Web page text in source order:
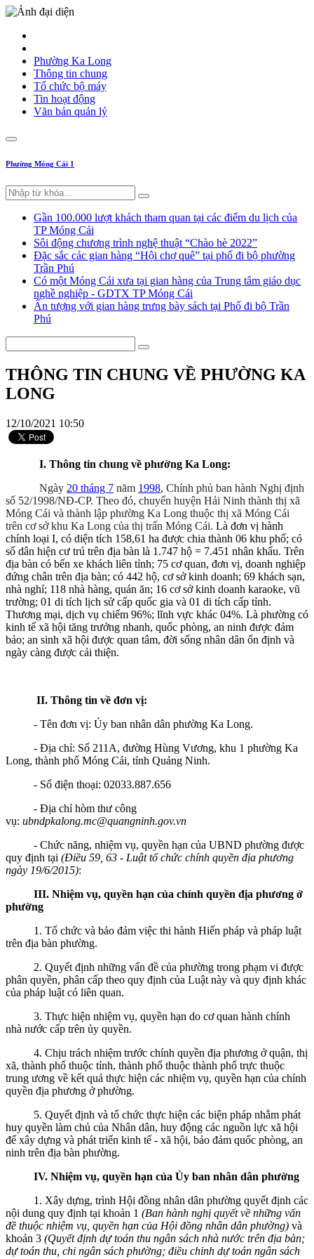
Phường Ka Long
Thông tin chung
Tổ chức bộ máy
Tin hoạt động
Văn bản quản lý
Phường Móng Cái 1
Gần 100.000 lượt khách tham quan tại các điểm du lịch của
TP Móng Cái
Sôi động chương trình nghệ thuật “Chào hè 2022”
Đặc sắc các gian hàng “Hội chợ quê” tại phố đi bộ phường
Trần Phú
Có một Móng Cái xưa tại gian hàng của Trung tâm giáo dục
nghề nghiệp - GDTX TP Móng Cái
Ấn tượng với gian hàng trưng bày sách tại Phố đi bộ Trần
Phú
THÔNG TIN CHUNG VỀ PHƯỜNG KA
LONG
12/10/2021 10:50
I. Thông tin chung về phường Ka Long:
Ngày 20 tháng 7 năm 1998, Chính phủ ban hành Nghị định
số 52/1998/NĐ-CP. Theo đó, chuyển huyện Hải Ninh thành thị xã
Móng Cái và thành lập phường Ka Long thuộc thị xã Móng Cái
trên cơ sở khu Ka Long của thị trấn Móng Cái. Là đơn vị hành
chính loại I, có diện tích 158,61 ha được chia thành 06 khu phố; có
số dân hiện cư trú trên địa bàn là 1.747 hộ = 7.451 nhân khẩu. Trên
địa bàn có bến xe khách liên tỉnh; 75 cơ quan, đơn vị, doanh nghiệp
đứng chân trên địa bàn; có 442 hộ, cơ sở kinh doanh; 69 khách sạn,
nhà nghỉ; 118 nhà hàng, quán ăn; 16 cơ sở kinh doanh karaoke, vũ
trường; 01 di tích lịch sử cấp quốc gia và 01 di tích cấp tỉnh.
Thương mại, dịch vụ chiếm 96%; lĩnh vực khác 04%. Là phường có
kinh tế xã hội tăng trưởng nhanh, quốc phòng, an ninh được đảm
bảo; an sinh xã hội được quan tâm, đời sống nhân dân ổn định và
ngày càng được cải thiện.
II. Thông tin về đơn vị:
- Tên đơn vị: Ủy ban nhân dân phường Ka Long.
- Địa chỉ: Số 211A, đường Hùng Vương, khu 1 phường Ka
Long, thành phố Móng Cái, tỉnh Quảng Ninh.
- Số điện thoại: 02033.887.656
- Địa chỉ hòm thư công
vụ: ubndpkalong.mc@quangninh.gov.vn
- Chức năng, nhiệm vụ, quyền hạn của UBND phường được
quy định tại (Điều 59, 63 - Luật tổ chức chính quyền địa phương
ngày 19/6/2015):
III. Nhiệm vụ, quyền hạn của chính quyền địa phương ở
phường
1. Tổ chức và bảo đảm việc thi hành Hiến pháp và pháp luật
trên địa bàn phường.
2. Quyết định những vấn đề của phường trong phạm vi được
phân quyền, phân cấp theo quy định của Luật này và quy định khác
của pháp luật có liên quan.
3. Thực hiện nhiệm vụ, quyền hạn do cơ quan hành chính
nhà nước cấp trên ủy quyền.
4. Chịu trách nhiệm trước chính quyền địa phương ở quận, thị
xã, thành phố thuộc tỉnh, thành phố thuộc thành phố trực thuộc
trung ương về kết quả thực hiện các nhiệm vụ, quyền hạn của chính
quyền địa phương ở phường.
5. Quyết định và tổ chức thực hiện các biện pháp nhằm phát
huy quyền làm chủ của Nhân dân, huy động các nguồn lực xã hội
để xây dựng và phát triển kinh tế - xã hội, bảo đảm quốc phòng, an
ninh trên địa bàn phường.
IV. Nhiệm vụ, quyền hạn của Ủy ban nhân dân phường
1. Xây dựng, trình Hội đồng nhân dân phường quyết định các
nội dung quy định tại khoản 1 (Ban hành nghị quyết về những vấn
đề thuộc nhiệm vụ, quyền hạn của Hội đồng nhân dân phường) và
khoản 3 (Quyết định dự toán thu ngân sách nhà nước trên địa bàn;
dự toán thu, chi ngân sách phường; điều chỉnh dự toán ngân sách